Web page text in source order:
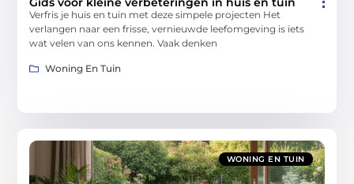
Verfris je huis en tuin met deze simpele projecten Het
verlangen naar een frisse, vernieuwde leefomgeving is iets
wat velen van ons kennen. Vaak denken
Woning En Tuin
WONING EN TUIN